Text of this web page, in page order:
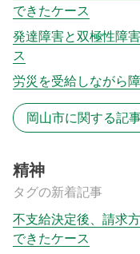
できたケース
発達障害と双極性障
ス
労災を受給しながら
岡山市に関する記
精神
タグの新着記事
不支給決定後、請求
できたケース